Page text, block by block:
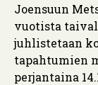
Joensuun
vuotista
juhlistetaan
tapahtumien
perjantaina